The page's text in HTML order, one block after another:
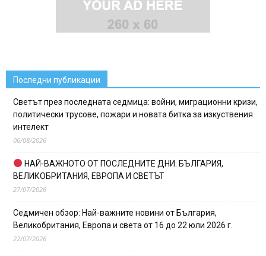
Последни публикации
Светът през последната седмица: войни, миграционни кризи,
политически трусове, пожари и новата битка за изкуствения
интелект
06/08/2026
НАЙ-ВАЖНОТО ОТ ПОСЛЕДНИТЕ ДНИ: БЪЛГАРИЯ,
ВЕЛИКОБРИТАНИЯ, ЕВРОПА И СВЕТЪТ
27/07/2026
Седмичен обзор: Най-важните новини от България,
Великобритания, Европа и света от 16 до 22 юли 2026 г.
22/07/2026